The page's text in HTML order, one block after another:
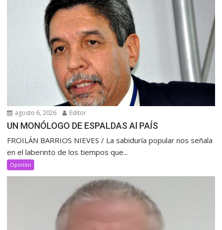
agosto 6, 2026 Editor
UN MONÓLOGO DE ESPALDAS Al PAÍS
FROILÁN BARRIOS NIEVES / La sabiduría popular nos señala
en el laberinto de los tiempos que...
Opinión